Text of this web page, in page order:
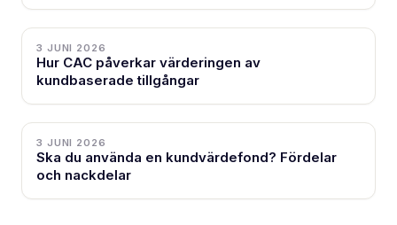
3 JUNI 2026
Hur CAC påverkar värderingen av
kundbaserade tillgångar
3 JUNI 2026
Ska du använda en kundvärdefond? Fördelar
och nackdelar